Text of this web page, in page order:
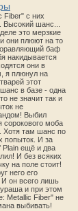
Fiber" с них
шанс...
это мерзкие
они плюют на то
баф
накидывается
они в
я плюнул на
этот
в базе - одна
не значит так и
не
Выбил
сорокового моба
Хотя там шанс по
попыток. И за
Plain ещё и два
И без всяких
на поле стоит!
него его
он всего лишь
и при этом
Metallic Fiber" не
выбивать!